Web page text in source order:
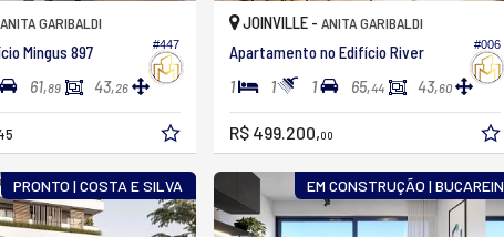
#447
ANITA GARIBALDI
Mingus 897
61,89 43,26
#006
JOINVILLE - ANITA GARIBALDI
Apartamento no Edifício River
1 1 1 65,44 43,60
R$ 499.200,00
PRONTO | COSTA E SILVA EM CONSTRUÇÃO | BUCAREIN